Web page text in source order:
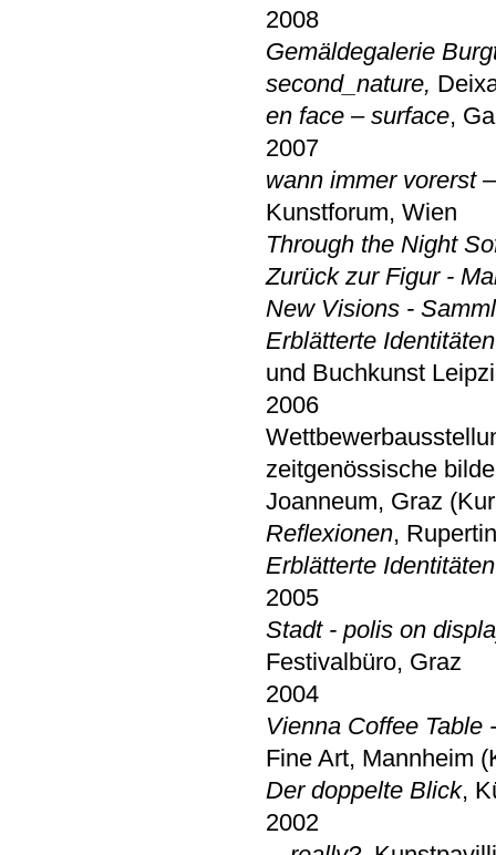
2008
Gemäldegalerie
second_nature,
en face – surface,
2007
wann immer vorerst
Kunstforum, Wien
Through the Night
Zurück zur Figur -
New Visions -
Erblätterte
und Buchkunst
2006
zeitgenössische
Joanneum, Graz
Reflexionen,
Erblätterte
2005
Stadt - polis on
Festivalbüro, Graz
2004
Vienna Coffee Table
Fine Art, Mannheim
Der doppelte Blick,
2002